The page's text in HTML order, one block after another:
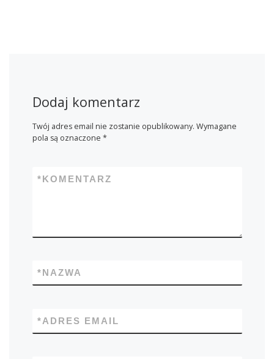
Dodaj komentarz
Twój adres email nie zostanie opublikowany. Wymagane
pola są oznaczone *
KOMENTARZ
*
NAZWA
*
ADRES EMAIL
*